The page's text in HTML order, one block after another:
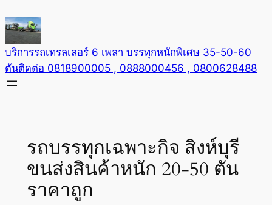
to
content
บริการรถเทรลเลอร์ 6 เพลา บรรทุกหนักพิเศษ 35-50-60
ตันติดต่อ 0818900005 , 0888000456 , 0800628488
รถบรรทุกเฉพาะกิจ สิงห์บุรี
ขนส่งสินค้าหนัก 20-50 ตัน
ราคาถูก